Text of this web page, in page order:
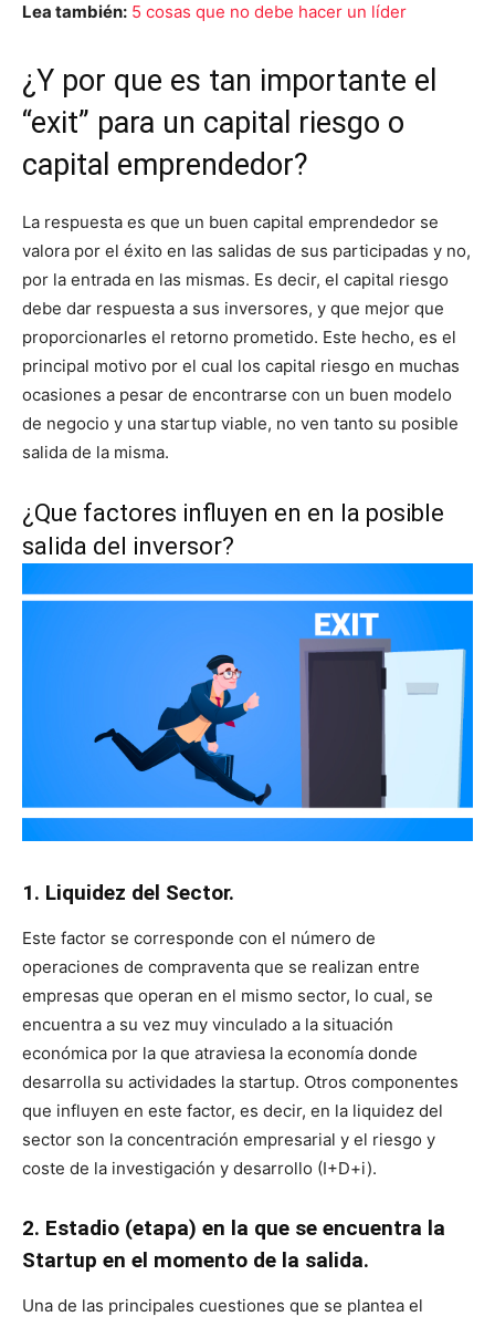
Lea también: 5 cosas que no debe hacer un líder
¿Y por que es tan importante el
“exit” para un capital riesgo o
capital emprendedor?
La respuesta es que un buen capital emprendedor se
valora por el éxito en las salidas de sus participadas y no,
por la entrada en las mismas. Es decir, el capital riesgo
debe dar respuesta a sus inversores, y que mejor que
proporcionarles el retorno prometido. Este hecho, es el
principal motivo por el cual los capital riesgo en muchas
ocasiones a pesar de encontrarse con un buen modelo
de negocio y una startup viable, no ven tanto su posible
salida de la misma.
¿Que factores influyen en en la posible
salida del inversor?
1. Liquidez del Sector.
Este factor se corresponde con el número de
operaciones de compraventa que se realizan entre
empresas que operan en el mismo sector, lo cual, se
encuentra a su vez muy vinculado a la situación
económica por la que atraviesa la economía donde
desarrolla su actividades la startup. Otros componentes
que influyen en este factor, es decir, en la liquidez del
sector son la concentración empresarial y el riesgo y
coste de la investigación y desarrollo (I+D+i).
2. Estadio (etapa) en la que se encuentra la
Startup en el momento de la salida.
Una de las principales cuestiones que se plantea el